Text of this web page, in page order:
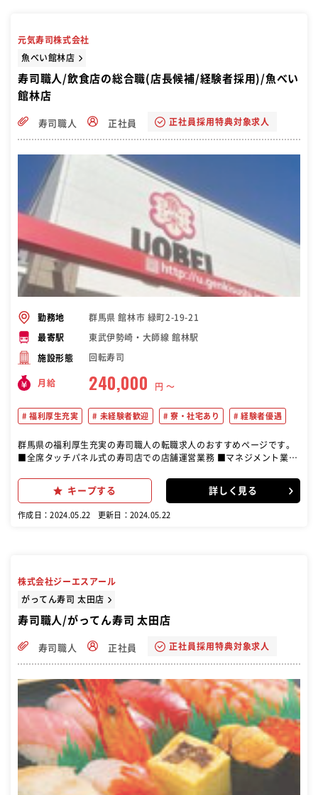
元気寿司株式会社
魚べい館林店
寿司職人/飲食店の総合職(店長候補/経験者採用)/魚べい
館林店
寿司職人 正社員 正社員採用特典対象求人
勤務地 群馬県 館林市 緑町2-19-21
最寄駅 東武伊勢崎・大師線 館林駅
施設形態 回転寿司
月給 240,000 円 〜
福利厚生充実 未経験者歓迎 寮・社宅あり 経験者優遇
群馬県の福利厚生充実の寿司職人の転職求人のおすすめページです。
■全席タッチパネル式の寿司店での店舗運営業務 ■マネジメント業務
客・会計・ご案内業務 ・店舗運営業務全般(売上・食材・設備・在庫
の管理など ) ・衛生管理・指導・スタッフの接客・製造指導 など ・仕
理、接客・製造指導 【描けるキャリアパス】 一般社員→チーフ→店長
のスピード感が体感できます。 その他、海外指導員・店舗開発・商品
開発、マーケティングや販促、管理部門など、店舗運営以外の豊富な
いこと」が実現できるキャリアパスをご用意しています。 全国・世界
んか？
キープする 詳しく見る
作成日：2024.05.22 更新日：2024.05.22
株式会社ジーエスアール
がってん寿司 太田店
寿司職人/がってん寿司 太田店
寿司職人 正社員 正社員採用特典対象求人